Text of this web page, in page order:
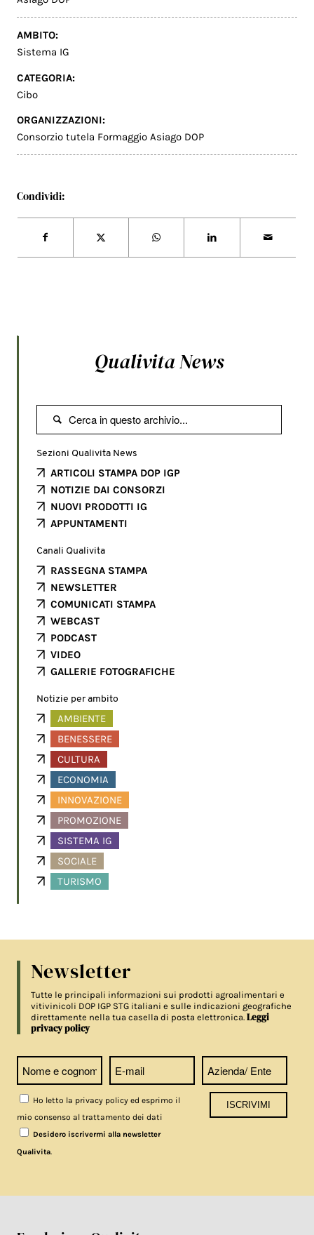
AMBITO:
Sistema IG
CATEGORIA:
Cibo
ORGANIZZAZIONI:
Consorzio tutela Formaggio Asiago DOP
Condividi:
Qualivita News

Sezioni Qualivita News
ARTICOLI STAMPA DOP IGP
NOTIZIE DAI CONSORZI
NUOVI PRODOTTI IG
APPUNTAMENTI
Canali Qualivita
RASSEGNA STAMPA
NEWSLETTER
COMUNICATI STAMPA
WEBCAST
PODCAST
VIDEO
GALLERIE FOTOGRAFICHE
Notizie per ambito
AMBIENTE
BENESSERE
CULTURA
ECONOMIA
INNOVAZIONE
PROMOZIONE
SISTEMA IG
SOCIALE
TURISMO
Newsletter
Tutte le principali informazioni sui prodotti agroalimentari e
vitivinicoli DOP IGP STG italiani e sulle indicazioni geografiche
direttamente nella tua casella di posta elettronica.Leggi
privacy policy
Ho letto la privacy policy ed esprimo il
mio consenso al trattamento dei dati
Desidero iscrivermi alla newsletter
Qualivita.